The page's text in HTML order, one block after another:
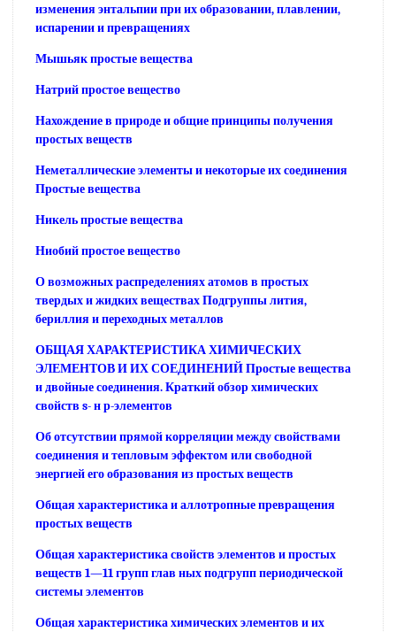
изменения энтальпии при их образовании, плавлении,
испарении и превращениях
Мышьяк простые вещества
Натрий простое вещество
Нахождение в природе и общие принципы получения
простых веществ
Неметаллические элементы и некоторые их соединения
Простые вещества
Никель простые вещества
Ниобий простое вещество
О возможных распределениях атомов в простых
твердых и жидких веществах Подгруппы лития,
бериллия и переходных металлов
ОБЩАЯ ХАРАКТЕРИСТИКА ХИМИЧЕСКИХ
ЭЛЕМЕНТОВ И ИХ СОЕДИНЕНИЙ Простые вещества
и двойные соединения. Краткий обзор химических
свойств s- н р-элементов
Об отсутствии прямой корреляции между свойствами
соединения и тепловым эффектом или свободной
энергией его образования из простых веществ
Общая характеристика и аллотропные превращения
простых веществ
Общая характеристика свойств элементов и простых
веществ 1—11 групп глав ных подгрупп периодической
системы элементов
Общая характеристика химических элементов и их